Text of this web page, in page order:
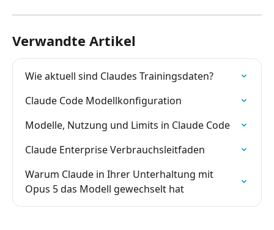
Verwandte Artikel
Wie aktuell sind Claudes Trainingsdaten?
Claude Code Modellkonfiguration
Modelle, Nutzung und Limits in Claude Code
Claude Enterprise Verbrauchsleitfaden
Warum Claude in Ihrer Unterhaltung mit
Opus 5 das Modell gewechselt hat